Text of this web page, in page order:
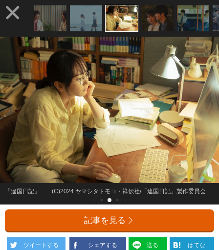
『違国日記』 (C)2024 ヤマシタトモコ・祥伝社/「違国日記」製作委員会
記事を見る
ツイートする シェアする 送る はてな